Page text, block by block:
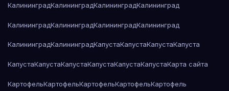
КалининградКалининградКалининградКалининград
КалининградКалининградКалининградКалининград
КалининградКалининградКапустаКапустаКапустаКапуста
КапустаКапустаКапустаКапустаКапустаКапустаКарта сайта
КартофельКартофельКартофельКартофельКартофель